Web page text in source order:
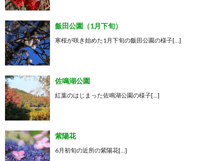
飯田公園（1月下旬）
寒桜が咲き始めた1月下旬の飯田公園の様子[…]
佐鳴湖公園
紅葉のはじまった佐鳴湖公園の様子[…]
紫陽花
6月初旬の近所の紫陽花[…]